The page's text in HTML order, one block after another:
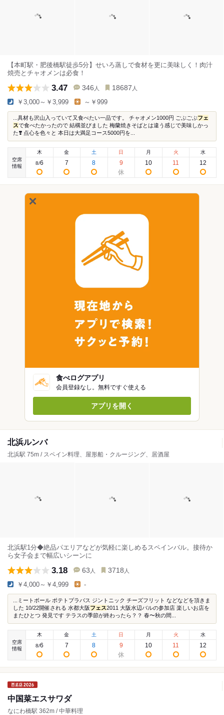
【本町駅・肥後橋駅徒歩5分】せいろ蒸しで食材を更に美味しく！肉汁
焼売とチャオメンは必食！
3.47 346 人 18687 人
￥3,000～￥3,999 ～￥999
...具材も沢山入っていて又食べたい一品です。 チャオメン1000円 ごぶごぶフェ
スで食べたかったので 結構並びました 梅蘭焼きそばとは違う感じで美味しかっ
た❣️ 点心を色々と 本日は大満足コース5000円を...
空席
情報
木
8/6
金
7
土
8
日
9
月
10
火
11
水
12
食べログアプリ
会員登録なし。無料ですぐ使える
アプリを開く
北浜ルンバ
北浜駅 75m / スペイン料理、屋形船・クルージング、居酒屋
北浜駅1分◆絶品パエリアなどが気軽に楽しめるスペインバル。接待か
ら女子会まで幅広いシーンに
3.18 63 人 3718 人
￥4,000～￥4,999 -
...ミートボール ポテトプラバス ジントニック チーズフリット などなどを頂きま
した 10/22開催される 水都大阪フェス2011 大阪水辺バルの参加店 楽しいお店を
またひとつ 発見です テラスの季節が終わったら？？ 春〜秋の間...
空席
情報
木
8/6
金
7
土
8
日
9
月
10
火
11
水
12
中国菜エスサワダ
なにわ橋駅 362m / 中華料理